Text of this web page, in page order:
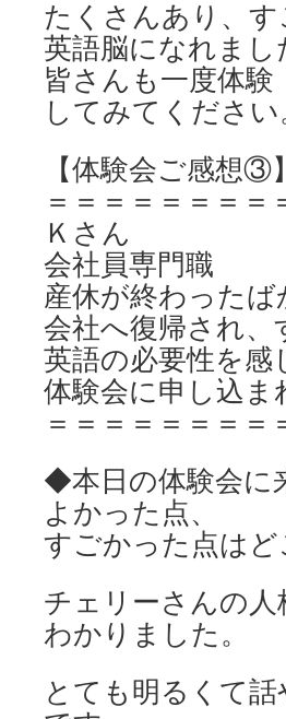
たくさんあり、す
英語脳になれまし
皆さんも一度体験
してみてください
【体験会ご感想③】
＝＝＝＝＝＝＝＝
Ｋさん
会社員専門職
産休が終わった
会社へ復帰され、
英語の必要性を感
体験会に申し込ま
＝＝＝＝＝＝＝＝
◆本日の体験会に
よかった点、
すごかった点はど
チェリーさんの人
わかりました。
とても明るくて